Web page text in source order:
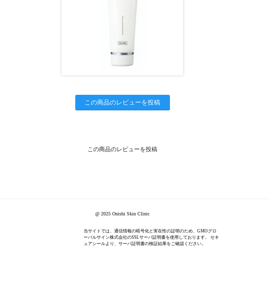
この商品のレビューを投稿
この商品のレビューを投稿
@ 2025 Onishi Skin Clinic
当サイトでは、通信情報の暗号化と実在性の証明のため、GMOグロ
ーバルサイン株式会社のSSLサーバ証明書を使用しております。 セキ
ュアシールより、サーバ証明書の検証結果をご確認ください。